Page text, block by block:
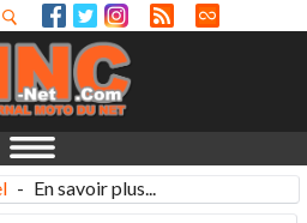
- En savoir plus...